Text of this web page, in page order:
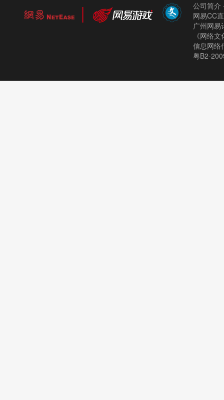
公司简介
网易CC
广州网
《网络
信息网络
粤B2-